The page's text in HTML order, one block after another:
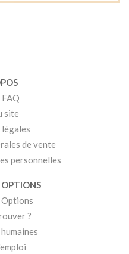
site
de vente
personnelles
?